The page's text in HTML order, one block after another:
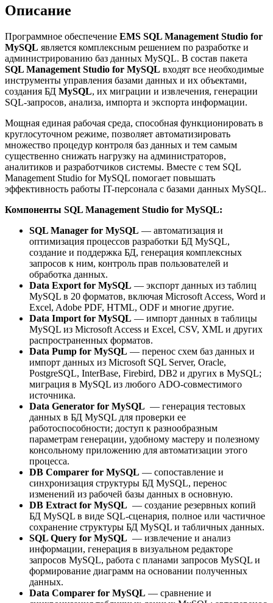
Описание
Программное обеспечение EMS SQL Management Studio for
MySQL является комплексным решением по разработке и
администрированию баз данных MySQL. В состав пакета
SQL Management Studio for MySQL входят все необходимые
инструменты управления базами данных и их объектами,
создания БД MySQL, их миграции и извлечения, генерации
SQL-запросов, анализа, импорта и экспорта информации.
Мощная единая рабочая среда, способная функционировать в
круглосуточном режиме, позволяет автоматизировать
множество процедур контроля баз данных и тем самым
существенно снижать нагрузку на администраторов,
аналитиков и разработчиков системы. Вместе с тем SQL
Management Studio for MySQL помогает повышать
эффективность работы IT-персонала с базами данных MySQL.
Компоненты SQL Management Studio for MySQL:
SQL Manager for MySQL — автоматизация и
оптимизация процессов разработки БД MySQL,
создание и поддержка БД, генерация комплексных
запросов к ним, контроль прав пользователей и
обработка данных.
Data Export for MySQL — экспорт данных из таблиц
MySQL в 20 форматов, включая Microsoft Access, Word и
Excel, Adobe PDF, HTML, ODF и многие другие.
Data Import for MySQL — импорт данных в таблицы
MySQL из Microsoft Access и Excel, CSV, XML и других
распространенных форматов.
Data Pump for MySQL — перенос схем баз данных и
импорт данных из Microsoft SQL Server, Oracle,
PostgreSQL, InterBase, Firebird, DB2 и других в MySQL;
миграция в MySQL из любого ADO-совместимого
источника.
Data Generator for MySQL — генерация тестовых
данных в БД MySQL для проверки ее
работоспособности; доступ к разнообразным
параметрам генерации, удобному мастеру и полезному
консольному приложению для автоматизации этого
процесса.
DB Comparer for MySQL — сопоставление и
синхронизация структуры БД MySQL, перенос
изменений из рабочей базы данных в основную.
DB Extract for MySQL — создание резервных копий
БД MySQL в виде SQL-сценария, полное или частичное
сохранение структуры БД MySQL и табличных данных.
SQL Query for MySQL — извлечение и анализ
информации, генерация в визуальном редакторе
запросов MySQL, работа с планами запросов MySQL и
формирование диаграмм на основании полученных
данных.
Data Comparer for MySQL — сравнение и